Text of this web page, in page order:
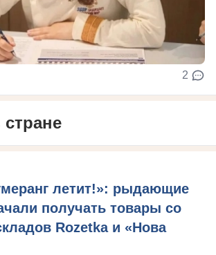
2
летит!»: рыдающие
получать товары со
Rozetka и «Нова